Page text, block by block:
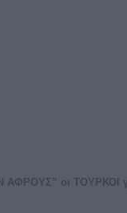
ΑΦΡΟΥΣ” οι ΤΟΥΡΚΟΙ